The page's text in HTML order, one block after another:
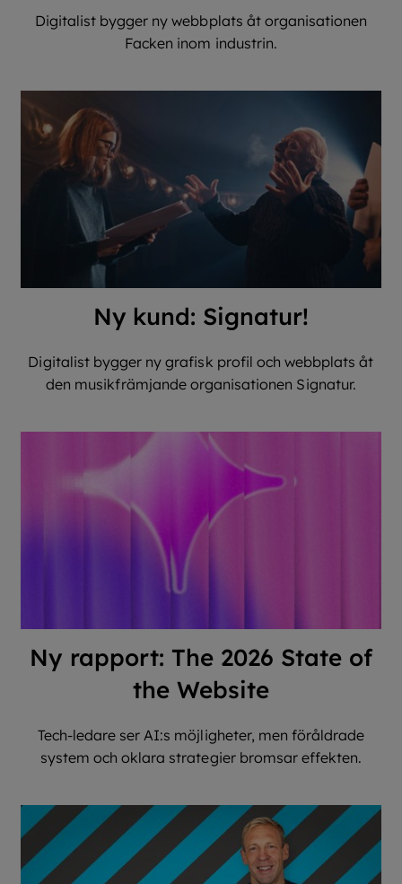
Digitalist bygger ny webbplats åt organisationen
Facken inom industrin.
Ny kund: Signatur!
Digitalist bygger ny grafisk profil och webbplats åt
den musikfrämjande organisationen Signatur.
Ny rapport: The 2026 State of
the Website
Tech-ledare ser AI:s möjligheter, men föråldrade
system och oklara strategier bromsar effekten.